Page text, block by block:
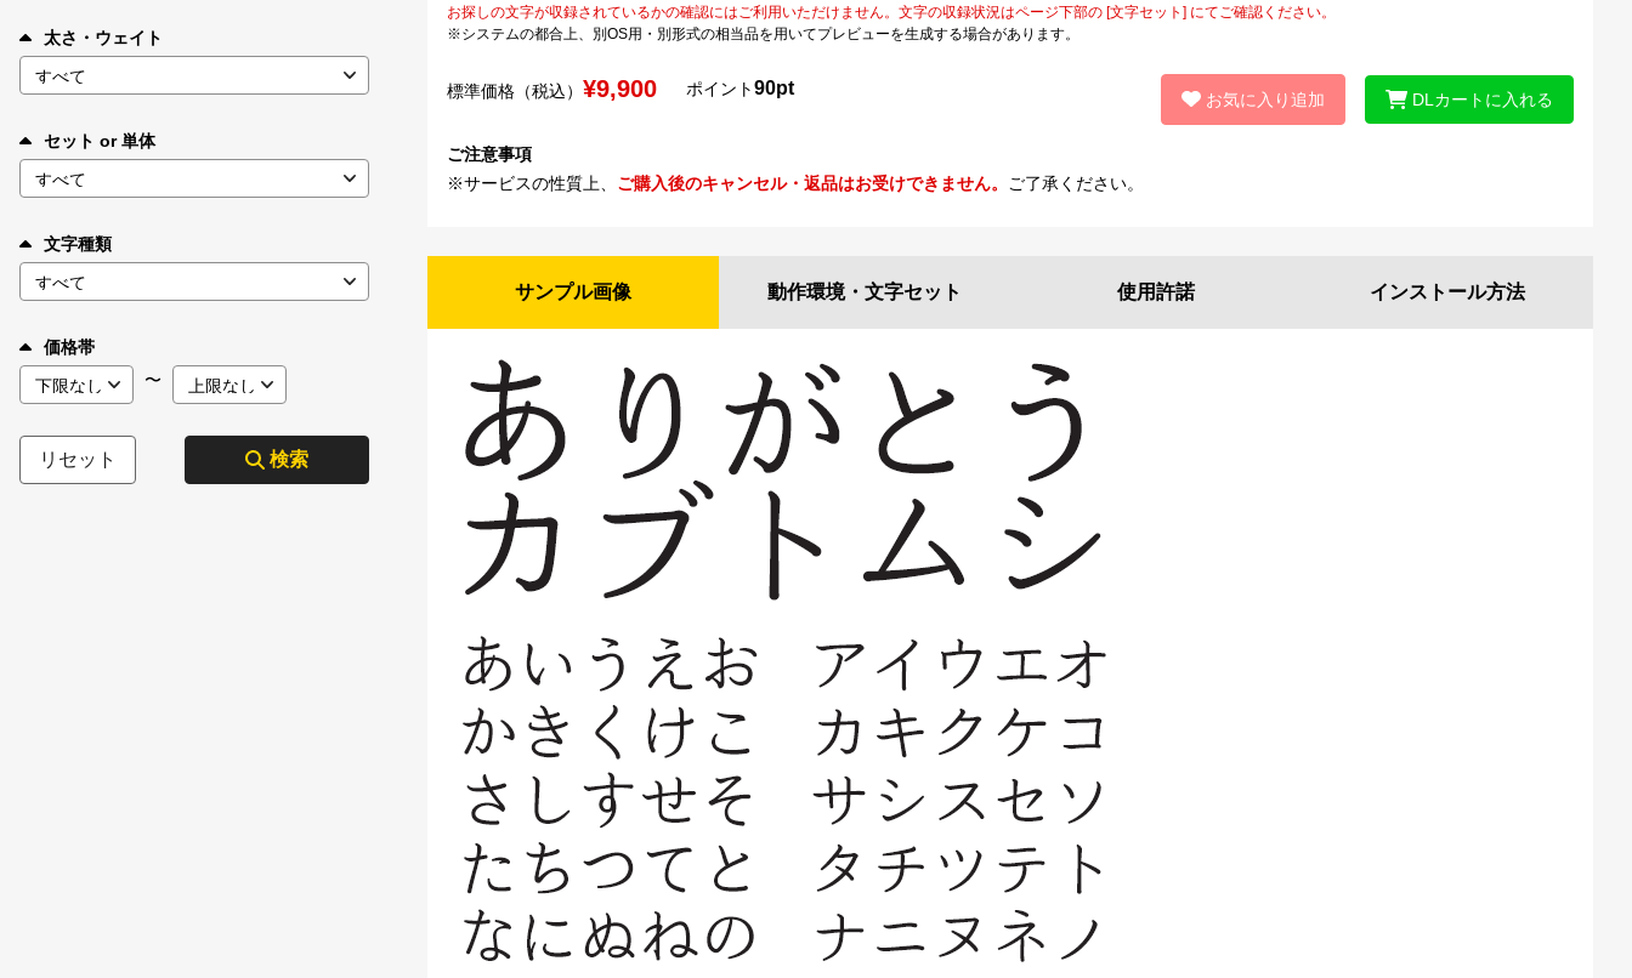
お問い合わせ
太さ・ウェイト
セット or 単体
文字種類
価格帯
〜
リセット 検索
お探しの文字が収録されているかの確認にはご利用いただけません。文字の収録状況はページ下部の [文字セット] にてご確認ください。
※システムの都合上、別OS用・別形式の相当品を用いてプレビューを生成する場合があります。
標準価格（税込） ¥9,900 ポイント90pt
お気に入り追加 DLカートに入れる
ご注意事項
※サービスの性質上、 ご購入後のキャンセル・返品はお受けできません。 ご了承ください。
サンプル画像 動作環境・ 文字セット 使用許諾 インストール方法